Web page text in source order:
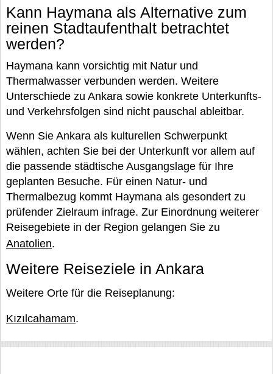
Kann Haymana als Alternative zum
reinen Stadtaufenthalt betrachtet
werden?
Haymana kann vorsichtig mit Natur und
Thermalwasser verbunden werden. Weitere
Unterschiede zu Ankara sowie konkrete Unterkunfts-
und Verkehrsfolgen sind nicht pauschal ableitbar.
Wenn Sie Ankara als kulturellen Schwerpunkt
wählen, achten Sie bei der Unterkunft vor allem auf
die passende städtische Ausgangslage für Ihre
geplanten Besuche. Für einen Natur- und
Thermalbezug kommt Haymana als gesondert zu
prüfender Zielraum infrage. Zur Einordnung weiterer
Reisegebiete in der Region gelangen Sie zu
Anatolien.
Weitere Reiseziele in Ankara
Weitere Orte für die Reiseplanung:
Kızılcahamam.